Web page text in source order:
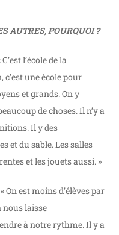
AUTRES, POURQUOI ?
C’est l’école de la
une école pour
et grands. On y
de choses. Il n’y a
Il y des
et du sable. Les salles
et les jouets aussi. »
« On est moins d’élèves par
nous laisse
à notre rythme. Il y a